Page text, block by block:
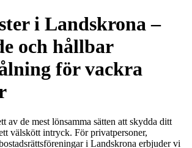
i Landskrona –
och hållbar
för vackra
av de mest lönsamma sätten att skydda ditt
välskött intryck. För privatpersoner,
i Landskrona erbjuder vi